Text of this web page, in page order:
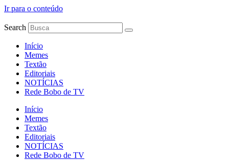
Ir para o conteúdo
Search
Início
Memes
Textão
Editoriais
NOTÍCIAS
Rede Bobo de TV
Início
Memes
Textão
Editoriais
NOTÍCIAS
Rede Bobo de TV